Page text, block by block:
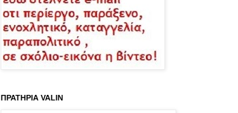
ΠΡΑΤΗΡΙΑ VALIN